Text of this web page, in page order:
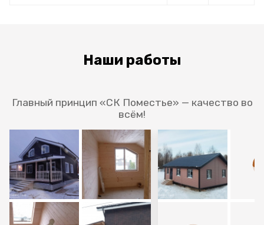
Наши работы
Главный принцип «СК Поместье» — качество во
всём!